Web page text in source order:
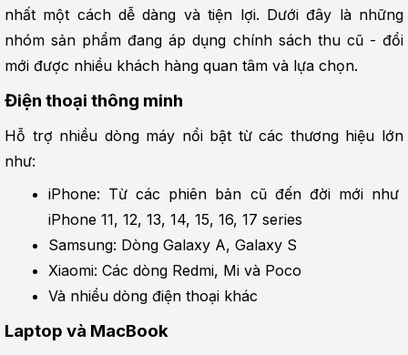
nhất một cách dễ dàng và tiện lợi. Dưới đây là những
nhóm sản phẩm đang áp dụng chính sách thu cũ - đổi
mới được nhiều khách hàng quan tâm và lựa chọn.
Điện thoại thông minh
Hỗ trợ nhiều dòng máy nổi bật từ các thương hiệu lớn
như:
iPhone: Từ các phiên bản cũ đến đời mới như
iPhone 11, 12, 13, 14, 15, 16, 17 series
Samsung: Dòng Galaxy A, Galaxy S
Xiaomi: Các dòng Redmi, Mi và Poco
Và nhiều dòng điện thoại khác
Laptop và MacBook